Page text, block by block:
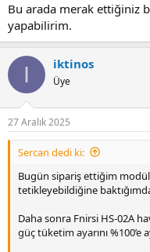
Bu arada merak ettiğiniz
yapabilirim.
I iktinos
Üye
27 Aralık 2025
Sercan dedi ki:
Bugün sipariş ettiğim
tetikleyebildiğine
Daha sonra Fnirsi HS-02A
güç tüketim ayarını %100’e